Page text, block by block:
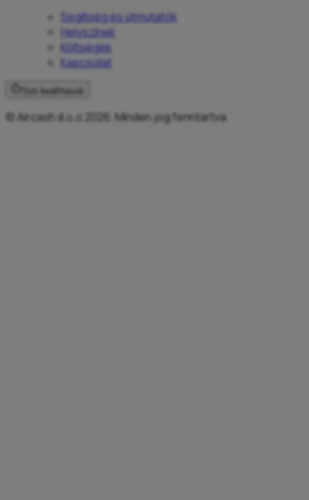
Segítség és útmutatók
Helyszínek
Költségek
Kapcsolat
Süti-beállítások
© Aircash d.o.o 2026. Minden jog fenntartva.